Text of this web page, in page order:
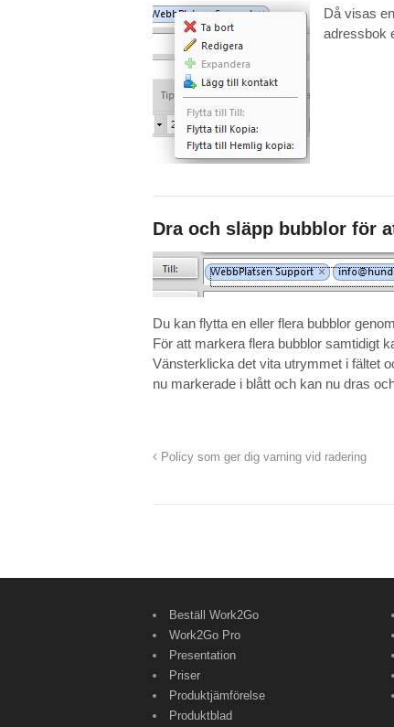
Då visas
adressbok
Dra och släpp bubblor för
Du kan flytta en eller flera bubblor
För att markera flera bubblor samtidigt
Vänsterklicka det vita utrymmet i fältet
nu markerade i blått och kan nu dras
Policy som ger dig varning vid radering
Beställ Work2Go
Work2Go Pro
Presentation
Priser
Produktjämförelse
Produktblad